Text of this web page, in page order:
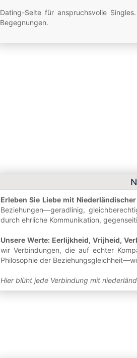
Dating-Seite für anspruchsvolle
Begegnungen.
Erleben Sie Liebe mit
Beziehungen—geradlinig,
durch ehrliche Kommunikation,
Unsere Werte: Eerlijkheid, Vrijheid,
wir Verbindungen, die auf echter
Philosophie der
Hier blüht jede Verbindung mit